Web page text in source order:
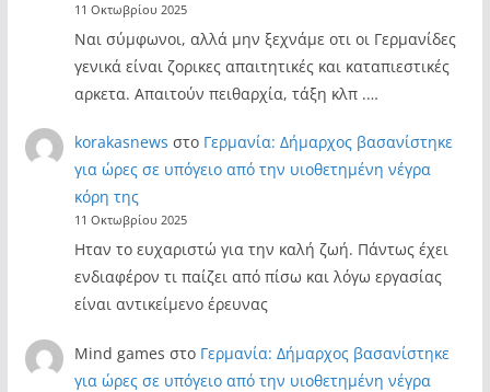
11 Οκτωβρίου 2025
Ναι σύμφωνοι, αλλά μην ξεχνάμε οτι οι Γερμανίδες
γενικά είναι ζορικες απαιτητικές και καταπιεστικές
αρκετα. Απαιτούν πειθαρχία, τάξη κλπ .…
korakasnews στο Γερμανία: Δήμαρχος βασανίστηκε
για ώρες σε υπόγειο από την υιοθετημένη νέγρα
κόρη της
11 Οκτωβρίου 2025
Ηταν το ευχαριστώ για την καλή ζωή. Πάντως έχει
ενδιαφέρον τι παίζει από πίσω και λόγω εργασίας
είναι αντικείμενο έρευνας
Mind games στο Γερμανία: Δήμαρχος βασανίστηκε
για ώρες σε υπόγειο από την υιοθετημένη νέγρα